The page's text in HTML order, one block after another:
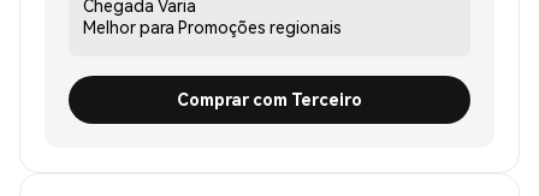
Chegada Varia
Melhor para Promoções regionais
Comprar com Terceiro